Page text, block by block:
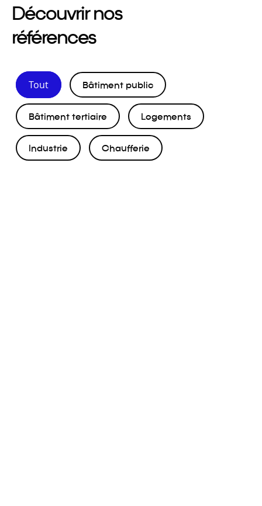
Découvrir nos
références
Tout Bâtiment public
Bâtiment tertiaire Logements
Industrie Chaufferie